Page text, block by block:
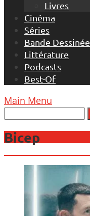
Livres
Cinéma
Séries
Bande Dessinée
Littérature
Podcasts
Best-Of
Main Menu
Bicep